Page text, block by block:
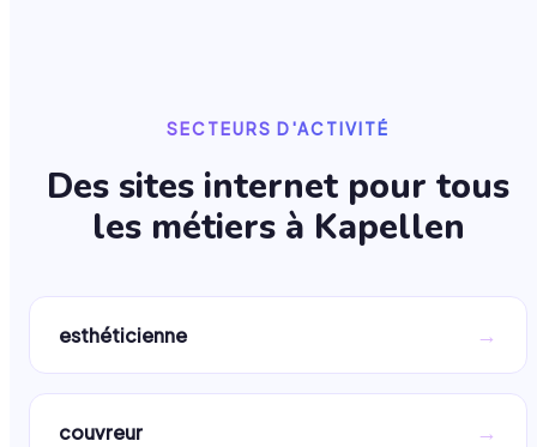
SECTEURS D'ACTIVITÉ
Des sites internet pour tous
les métiers à Kapellen
esthéticienne →
couvreur →